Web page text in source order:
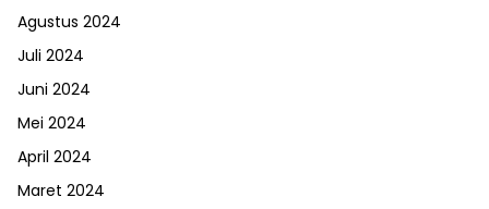
Agustus 2024
Juli 2024
Juni 2024
Mei 2024
April 2024
Maret 2024